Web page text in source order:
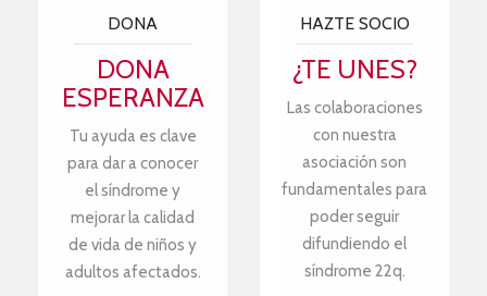
DONA
DONA
ESPERANZA
Tu ayuda es clave
para dar a conocer
el síndrome y
mejorar la calidad
de vida de niños y
adultos afectados.
HAZTE SOCIO
¿TE UNES?
Las colaboraciones
con nuestra
asociación son
fundamentales para
poder seguir
difundiendo el
síndrome 22q.